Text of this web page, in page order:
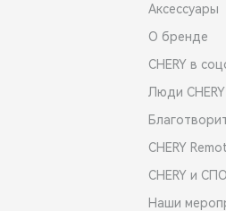
Аксессуары
О бренде
CHERY в
Люди CHERY
CHERY
CHERY и
Наши